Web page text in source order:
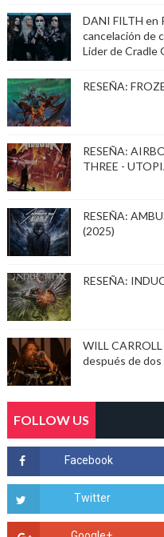
DANI FILTH en
cancelación de
Lider de Cradle
RESEÑA:
RESEÑA:
THREE -
RESEÑA:
(2025)
RESEÑA:
WILL
después de
FOLLOW US